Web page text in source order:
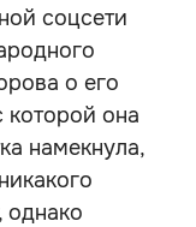
соцсети
о его
которой она
намекнула,
однако